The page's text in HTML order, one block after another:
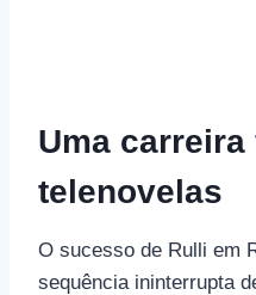
Uma
telenovelas
O sucesso de Rulli em
sequência ininterrupta